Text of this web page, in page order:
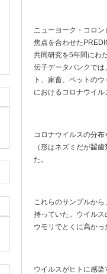
ニューヨーク・コロ
焦点を合わせた
共同研究を5年間にわ
伝子データバンクで
ト、家畜、ペットの
におけるコロナウイ
コロナウイルスの分
（形はネズミだが齧
た。
これらのサンプルか
持っていた。ウイル
ウモリでとくに高か
ウイルスがヒトに感